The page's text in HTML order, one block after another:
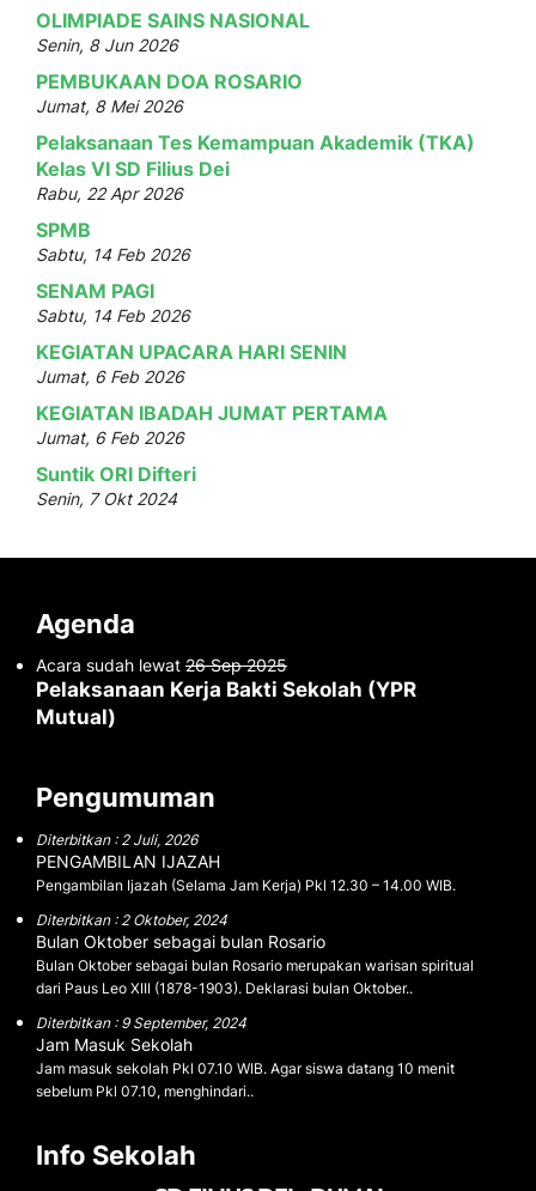
OLIMPIADE SAINS NASIONAL
Senin, 8 Jun 2026
PEMBUKAAN DOA ROSARIO
Jumat, 8 Mei 2026
Pelaksanaan Tes Kemampuan Akademik (TKA)
Kelas VI SD Filius Dei
Rabu, 22 Apr 2026
SPMB
Sabtu, 14 Feb 2026
SENAM PAGI
Sabtu, 14 Feb 2026
KEGIATAN UPACARA HARI SENIN
Jumat, 6 Feb 2026
KEGIATAN IBADAH JUMAT PERTAMA
Jumat, 6 Feb 2026
Suntik ORI Difteri
Senin, 7 Okt 2024
Agenda
Acara sudah lewat 26 Sep 2025
Pelaksanaan Kerja Bakti Sekolah (YPR
Mutual)
Pengumuman
Diterbitkan : 2 Juli, 2026
PENGAMBILAN IJAZAH
Pengambilan Ijazah (Selama Jam Kerja) Pkl 12.30 – 14.00 WIB.
Diterbitkan : 2 Oktober, 2024
Bulan Oktober sebagai bulan Rosario
Bulan Oktober sebagai bulan Rosario merupakan warisan spiritual
dari Paus Leo XIII (1878-1903). Deklarasi bulan Oktober..
Diterbitkan : 9 September, 2024
Jam Masuk Sekolah
Jam masuk sekolah Pkl 07.10 WIB. Agar siswa datang 10 menit
sebelum Pkl 07.10, menghindari..
Info Sekolah